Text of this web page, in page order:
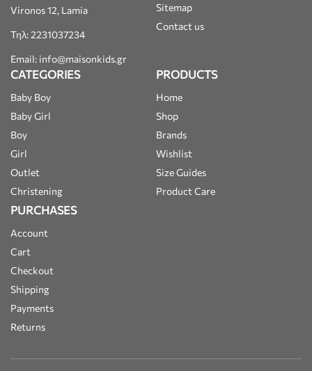
Vironos 12, Lamia
Τηλ: 2231037234
Email: info@maisonkids.gr
Sitemap
Contact us
CATEGORIES
Baby Boy
Baby Girl
Boy
Girl
Outlet
Christening
PRODUCTS
Home
Shop
Brands
Wishlist
Size Guides
Product Care
PURCHASES
Account
Cart
Checkout
Shipping
Payments
Returns